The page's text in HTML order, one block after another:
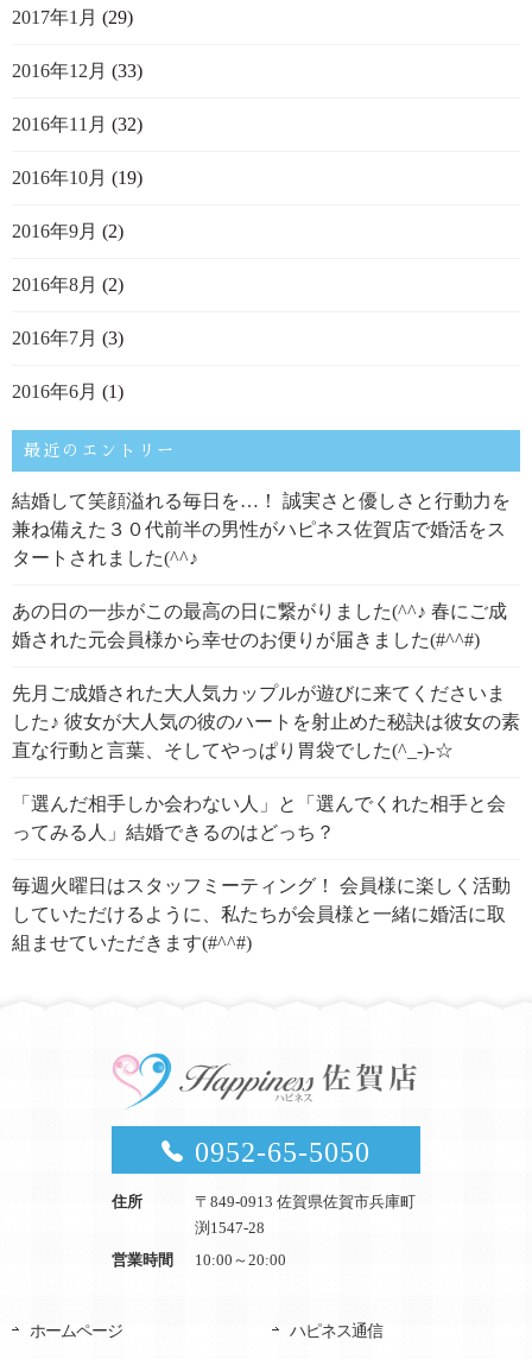
2017年1月 (29)
2016年12月 (33)
2016年11月 (32)
2016年10月 (19)
2016年9月 (2)
2016年8月 (2)
2016年7月 (3)
2016年6月 (1)
最近のエントリー
結婚して笑顔溢れる毎日を…！ 誠実さと優しさと行動力を
兼ね備えた３０代前半の男性がハピネス佐賀店で婚活をス
タートされました(^^♪
あの日の一歩がこの最高の日に繋がりました(^^♪ 春にご成
婚された元会員様から幸せのお便りが届きました(#^^#)
先月ご成婚された大人気カップルが遊びに来てくださいま
した♪ 彼女が大人気の彼のハートを射止めた秘訣は彼女の素
直な行動と言葉、そしてやっぱり胃袋でした(^_-)-☆
「選んだ相手しか会わない人」と「選んでくれた相手と会
ってみる人」結婚できるのはどっち？
毎週火曜日はスタッフミーティング！ 会員様に楽しく活動
していただけるように、私たちが会員様と一緒に婚活に取
組ませていただきます(#^^#)
0952-65-5050
住所
〒849-0913 佐賀県佐賀市兵庫町
渕1547-28
営業時間
10:00～20:00
ホームページ ハピネス通信